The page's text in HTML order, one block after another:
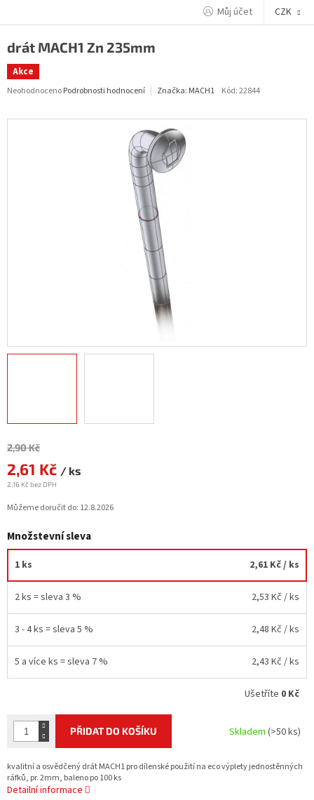
Můj účet CZK
drát MACH1 Zn 235mm
Akce
Průměrné
NeohodnocenoPodrobnosti hodnocení Značka: MACH1 Kód:22844
2,90 Kč
2,61 Kč / ks
2,16 Kč bez DPH
Měrná
Můžeme doručit do: 12.8.2026
Množstevní sleva
1 ks 2,61 Kč/ ks
2 ks = sleva 3 % 2,53 Kč / ks
3 - 4 ks = sleva 5 % 2,48 Kč / ks
5 a více ks = sleva 7 % 2,43 Kč / ks
Ušetříte 0 Kč
PŘIDAT DO KOŠÍKU Skladem(>50 ks)
kvalitní a osvědčený drát MACH1 pro dílenské použití na eco výplety jednostěnných
ráfků, pr. 2mm, baleno po 100 ks
Detailní informace